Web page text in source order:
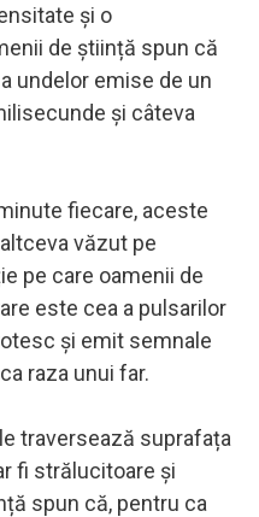
și o
de știință spun că
undelor emise de un
și câteva
fiecare, aceste
văzut pe
pe care oamenii de
este cea a pulsarilor
și emit semnale
raza unui far.
traversează suprafața
fi strălucitoare și
spun că, pentru ca